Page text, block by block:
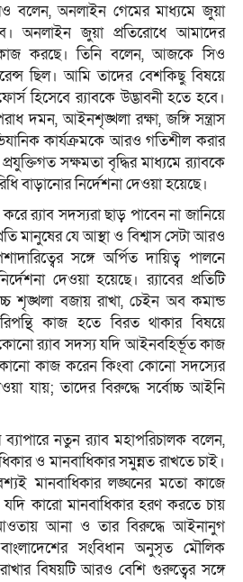
বলেন, অনলাইন গেমের মাধ্যমে জুয়া
অনলাইন জুয়া প্রতিরোধে আমাদের
করছে। তিনি বলেন, আজকে সিও
ছিল। আমি তাদের বেশকিছু বিষয়ে
হিসেবে র‌্যাবকে উদ্ভাবনী হতে হবে।
দমন, আইনশৃঙ্খলা রক্ষা, জঙ্গি সন্ত্রাস
কার্যক্রমকে আরও গতিশীল করার
সক্ষমতা বৃদ্ধির মাধ্যমে র‌্যাবকে
বাড়ানোর নির্দেশনা দেওয়া হয়েছে।
র‌্যাব সদস্যরা ছাড় পাবেন না জানিয়ে
মানুষের যে আস্থা ও বিশ্বাস সেটা আরও
সঙ্গে অর্পিত দায়িত্ব পালনে
দেওয়া হয়েছে। র‌্যাবের প্রতিটি
শৃঙ্খলা বজায় রাখা, চেইন অব কমান্ড
কাজ হতে বিরত থাকার বিষয়ে
কোনো র‌্যাব সদস্য যদি আইনবহির্ভূত কাজ
কাজ করেন কিংবা কোনো সদস্যের
যায়; তাদের বিরুদ্ধে সর্বোচ্চ আইনি
ব্যাপারে নতুন র‌্যাব মহাপরিচালক বলেন,
ও মানবাধিকার সমুন্নত রাখতে চাই।
মানবাধিকার লঙ্ঘনের মতো কাজে
কারো মানবাধিকার হরণ করতে চায়
আনা ও তার বিরুদ্ধে আইনানুগ
সংবিধান অনুসৃত মৌলিক
বিষয়টি আরও বেশি গুরুত্বের সঙ্গে